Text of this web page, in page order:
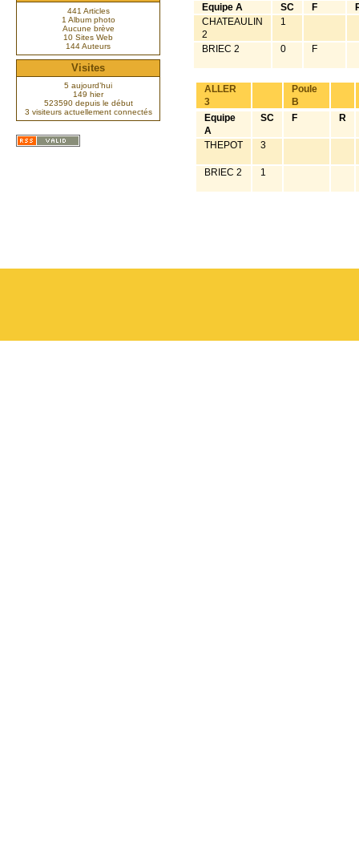
Equipe A
SC F
CHATEAULIN
2
1
BRIEC 2 0 F
ALLER
3
Poule
B
Equipe
A
SC F R
THEPOT 3
BRIEC 2 1
441 Articles
1 Album photo
Aucune brève
10 Sites Web
144 Auteurs
Visites
5 aujourd’hui
149 hier
523590 depuis le début
3 visiteurs actuellement connectés